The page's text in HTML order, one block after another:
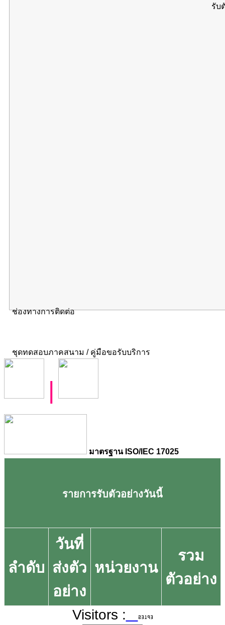
รับ
ช่องทางการติดต่อ
ชุดทดสอบภาคสนาม / คู่มือขอรับบริการ
มาตรฐาน ISO/IEC 17025
รายการรับตัวอย่างวันนี้
ลำดับ
วันที่
ส่งตัว
อย่าง
หน่วยงาน
รวม
ตัวอย่าง
Visitors :